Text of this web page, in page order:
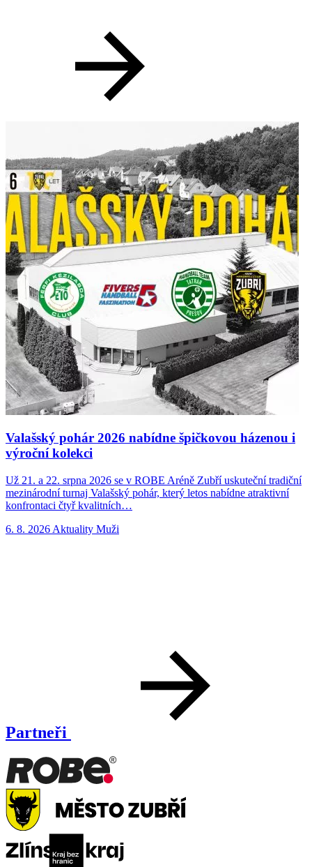
Valašský pohár 2026 nabídne špičkovou házenou i
výroční kolekci
Už 21. a 22. srpna 2026 se v ROBE Aréně Zubří uskuteční tradiční
mezinárodní turnaj Valašský pohár, který letos nabídne atraktivní
konfrontaci čtyř kvalitních…
6. 8. 2026 Aktuality Muži
Partneři